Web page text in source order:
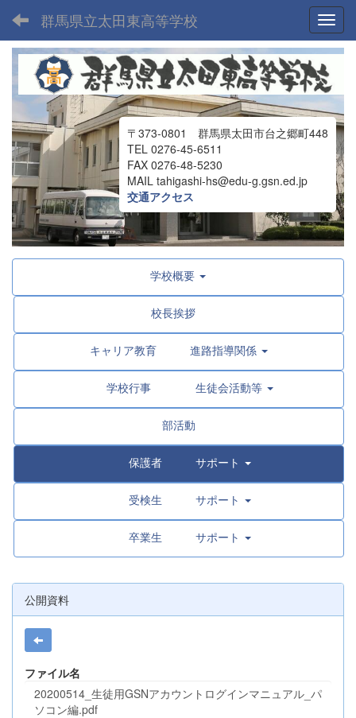
群馬県立太田東高等学校
〒373-0801 群馬県太田市台之郷町448
TEL 0276-45-6511
FAX 0276-48-5230
MAIL tahigashi-hs@edu-g.gsn.ed.jp
交通アクセス
学校概要
校長挨拶
キャリア教育 進路指導関係
学校行事 生徒会活動等
部活動
保護者 サポート
受検生 サポート
卒業生 サポート
公開資料
ファイル名
20200514_生徒用GSNアカウントログインマニュアル_パ
ソコン編.pdf